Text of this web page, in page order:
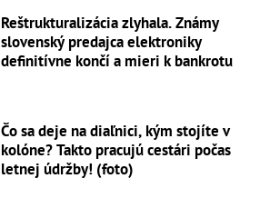
Reštrukturalizácia zlyhala. Známy
slovenský predajca elektroniky
definitívne končí a mieri k bankrotu
Čo sa deje na diaľnici, kým stojíte v
kolóne? Takto pracujú cestári počas
letnej údržby! (foto)